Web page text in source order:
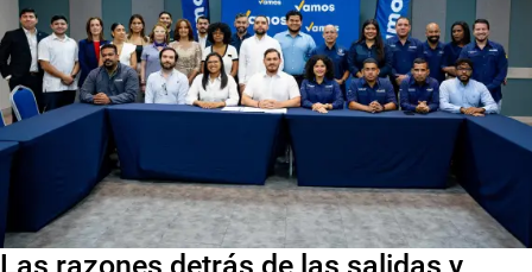
Las razones detrás de las salidas y